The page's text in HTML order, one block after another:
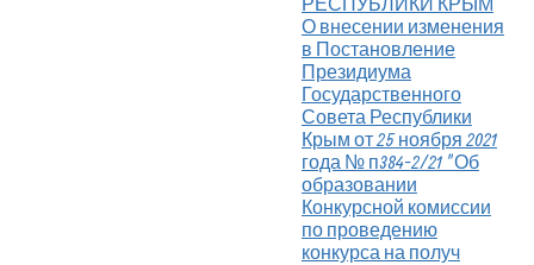
О внесении изменения
в Постановление
Президиума
Государственного
Совета Республики
Крым от 25 ноября 2021
года № п384-2/21 "Об
образовании
Конкурсной комиссии
по проведению
конкурса на получ